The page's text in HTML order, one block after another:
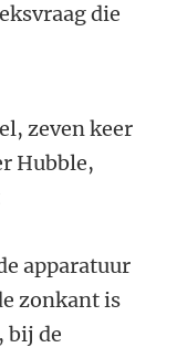
die
zeven keer
Hubble,
apparatuur
zonkant is
bij de